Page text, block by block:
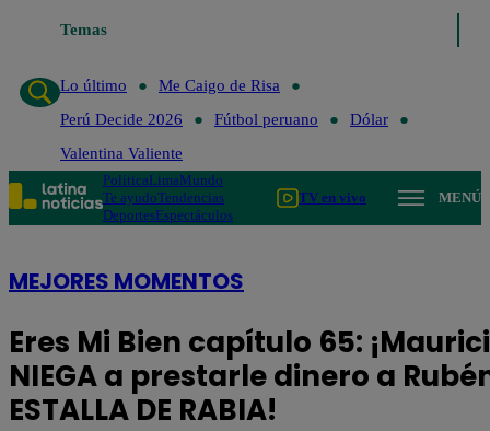
Temas
Lo último
Me Caigo de Risa
Perú Decide 2026
Fútbol peruano
Dólar
Valentina Valiente
PolíticaLimaMundo
Te ayudoTendencias
DeportesEspectáculos
TV en vivo MENÚ
MEJORES MOMENTOS
Eres Mi Bien capítulo 65:
NIEGA a prestarle dinero a
ESTALLA DE RABIA!